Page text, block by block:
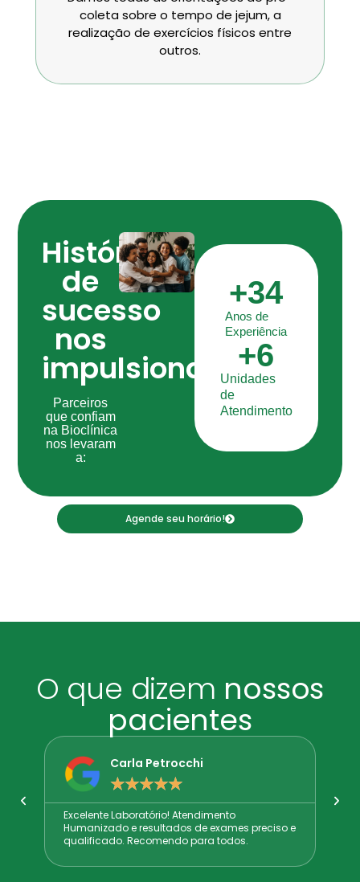
coleta sobre o tempo de jejum, a
realização de exercícios físicos entre
outros.
Histórias
de
sucesso
nos
impulsionam.
Parceiros
que confiam
na Bioclínica
nos levaram
a:
Anos de
Experiência
+34
Unidades
de
Atendimento
+6
Agende seu horário!
O que dizem nossos
pacientes
Carla Petrocchi
☆
Laboratório! Atendimento
e resultados de exames preciso e
Recomendo para todos.